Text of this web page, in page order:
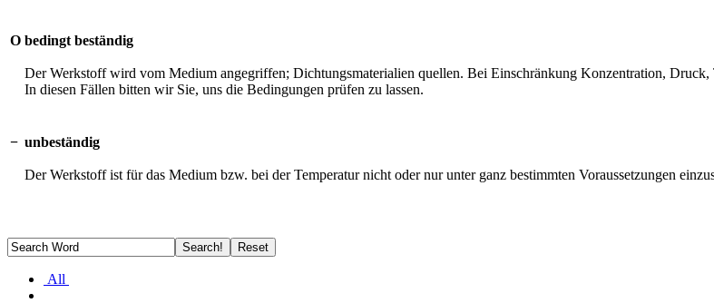
O bedingt beständig
Der Werkstoff wird vom Medium angegriffen; Dichtungsmaterialien quellen. Bei Einschränkung Konzentration,
In diesen Fällen bitten wir Sie, uns die Bedingungen prüfen zu lassen.
− unbeständig
Der Werkstoff ist für das Medium bzw. bei der Temperatur nicht oder nur unter ganz bestimmten Voraussetzungen
All